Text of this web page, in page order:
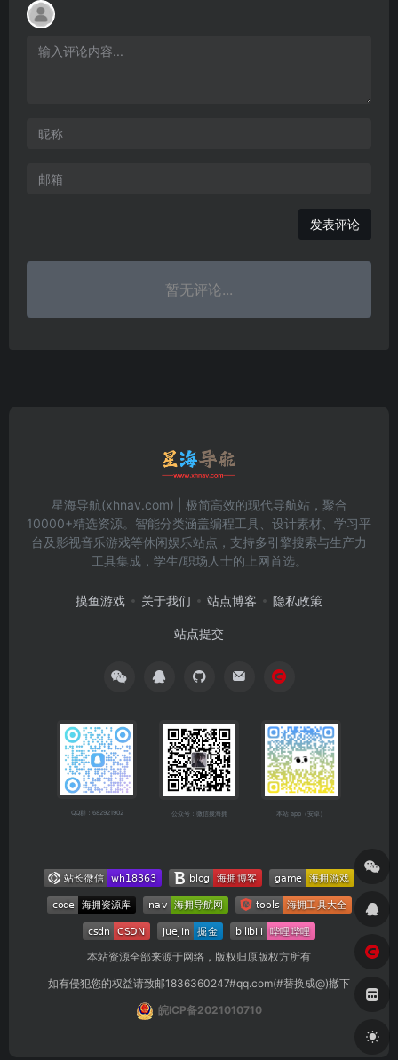
发表评论
暂无评论...
星海导航(xhnav.com) | 极简高效的现代导航站，聚合
10000+精选资源。智能分类涵盖编程工具、设计素材、学习平
台及影视音乐游戏等休闲娱乐站点，支持多引擎搜索与生产力
工具集成，学生/职场人士的上网首选。
摸鱼游戏 关于我们 站点博客 隐私政策
站点提交
QQ群：682921902 公众号：微信搜海拥 本站 app（安卓）
本站资源全部来源于网络，版权归原版权方所有
如有侵犯您的权益请致邮1836360247#qq.com(#替换成@)撤下
皖ICP备2021010710